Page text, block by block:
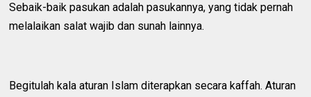
Sebaik-baik pasukan adalah pasukannya, yang tidak pernah
melalaikan salat wajib dan sunah lainnya.
Begitulah kala aturan Islam diterapkan secara kaffah. Aturan